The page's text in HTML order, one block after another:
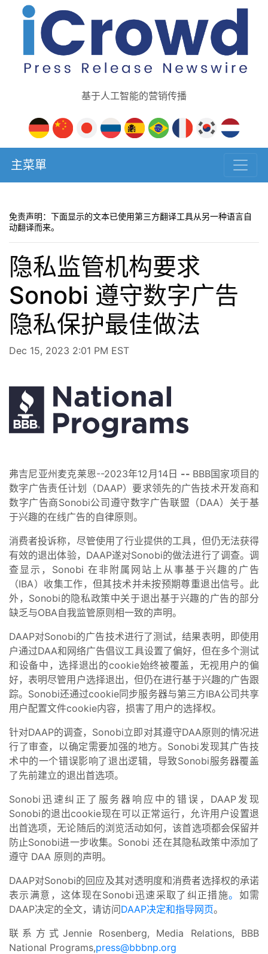
基于人工智能的营销传播
主菜單
免责声明：下面显示的文本已使用第三方翻译工具从另一种语言自
动翻译而来。
隐私监管机构要求
Sonobi 遵守数字广告
隐私保护最佳做法
Dec 15, 2023 2:01 PM EST
弗吉尼亚州麦克莱恩--2023年12月14日 -- BBB国家项目的
数字广告责任计划（DAAP）要求领先的广告技术开发商和
数字广告商Sonobi公司遵守数字广告联盟（DAA）关于基
于兴趣的在线广告的自律原则。
消费者投诉称，尽管使用了行业提供的工具，但仍无法获得
有效的退出体验，DAAP遂对Sonobi的做法进行了调查。调
查显示，Sonobi 在非附属网站上从事基于兴趣的广告
（IBA）收集工作，但其技术并未按预期尊重退出信号。此
外，Sonobi的隐私政策中关于退出基于兴趣的广告的部分
缺乏与OBA自我监管原则相一致的声明。
DAAP对Sonobi的广告技术进行了测试，结果表明，即使用
户通过DAA和网络广告倡议工具设置了偏好，但在多个测试
和设备中，选择退出的cookie始终被覆盖，无视用户的偏
好，表明尽管用户选择退出，但仍在进行基于兴趣的广告跟
踪。Sonobi还通过cookie同步服务器与第三方IBA公司共享
用户配置文件cookie内容，损害了用户的选择权。
针对DAAP的调查，Sonobi立即对其遵守DAA原则的情况进
行了审查，以确定需要加强的地方。Sonobi发现其广告技
术中的一个错误影响了退出逻辑，导致Sonobi服务器覆盖
了先前建立的退出首选项。
Sonobi迅速纠正了服务器响应中的错误，DAAP发现
Sonobi的退出cookie现在可以正常运行，允许用户设置退
出首选项，无论随后的浏览活动如何，该首选项都会保留并
防止Sonobi进一步收集。Sonobi 还在其隐私政策中添加了
遵守 DAA 原则的声明。
DAAP对Sonobi的回应及其对透明度和消费者选择权的承诺
表示满意，这体现在Sonobi迅速采取了纠正措施。 如需
DAAP决定的全文，请访问DAAP决定和指导网页。
联系方式Jennie Rosenberg, Media Relations, BBB
National Programs,press@bbbnp.org